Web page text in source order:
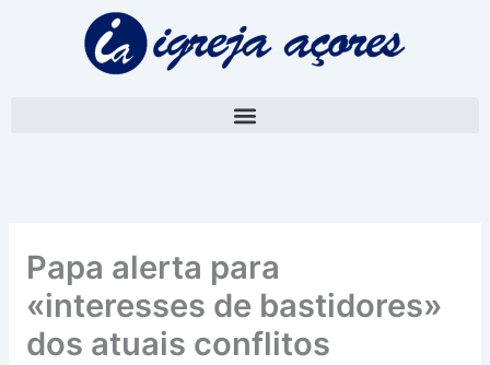
Papa alerta para
«interesses de bastidores»
dos atuais conflitos